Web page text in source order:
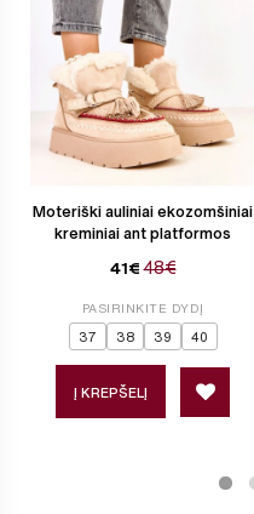
Moteriški auliniai ekozomšiniai
kreminiai ant platformos
41€ 48€
PASIRINKITE DYDĮ
37 38 39 40
Į KREPŠELĮ